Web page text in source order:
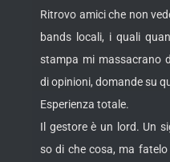
Ritrovo amici che non
bands locali, i quali
stampa mi massacrano
di opinioni, domande su
Esperienza totale.
Il gestore è un lord. Un
so di che cosa, ma